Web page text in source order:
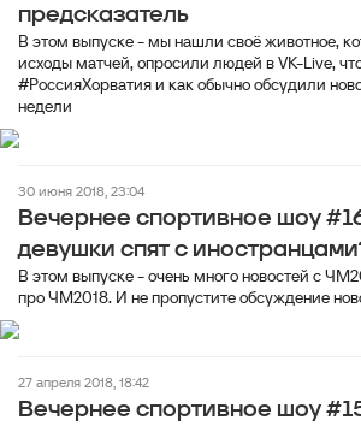
предсказатель
В этом выпуске - мы нашли своё животное,
исходы матчей, опросили людей в VK-Live,
#РоссияХорватия и как обычно обсудили
недели
30 июня 2018, 23:04
Вечернее спортивное шоу
девушки спят с
В этом выпуске - очень много новостей с
про ЧМ2018. И не пропустите обсуждение
27 апреля 2018, 18:42
Вечернее спортивное шоу